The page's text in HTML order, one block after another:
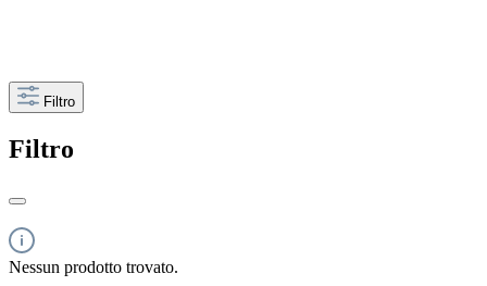
Filtro
Filtro
Nessun prodotto trovato.